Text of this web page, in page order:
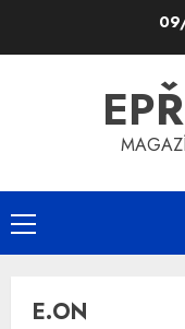
Primary
Menu
E.ON